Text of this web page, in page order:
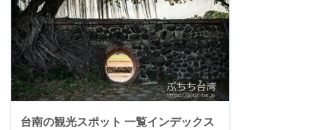
台南の観光スポット 一覧インデックス